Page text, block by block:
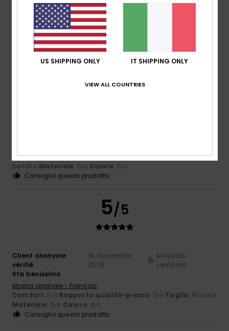
Colore
5/5
Comfort: 5/5 Rapporto qualità-prezzo: 5/5 Taglia: Taglia
perfetta Materiale: 5/5 Colore: 5/5
Consiglio questo prodotto
5/5
Client anonyme
vérifié
15. novembre
2025
Acquisto
verificato
Sta benissimo
Mostra originale - Français
Comfort: 5/5 Rapporto qualità-prezzo: 5/5 Taglia: Piccolo
Materiale: 5/5 Colore: 4/5
Consiglio questo prodotto
US SHIPPING ONLY IT SHIPPING ONLY
VIEW ALL COUNTRIES